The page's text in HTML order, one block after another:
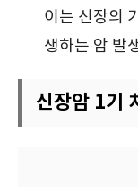
이는 신장의
생하는 암 발
신장암 1기